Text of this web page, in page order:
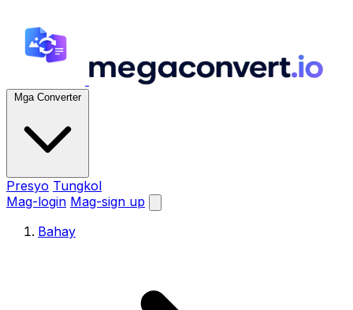
Mga Converter
Presyo Tungkol
Mag-login Mag-sign up
Bahay